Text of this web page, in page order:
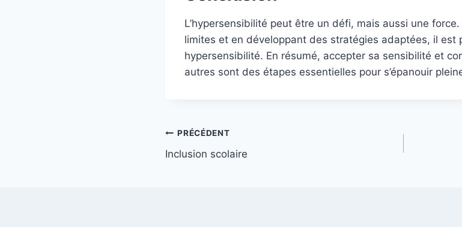
L’hypersensibilité peut être un défi, mais aussi une
limites et en développant des stratégies adaptées, il est
hypersensibilité. En résumé, accepter sa sensibilité et
autres sont des étapes essentielles pour s’épanouir
Navigation
de
PRÉCÉDENT
Inclusion scolaire